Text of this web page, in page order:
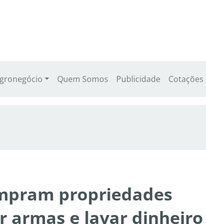
Quem Somos Publicidade Cotações
propriedades
armas e lavar dinheiro